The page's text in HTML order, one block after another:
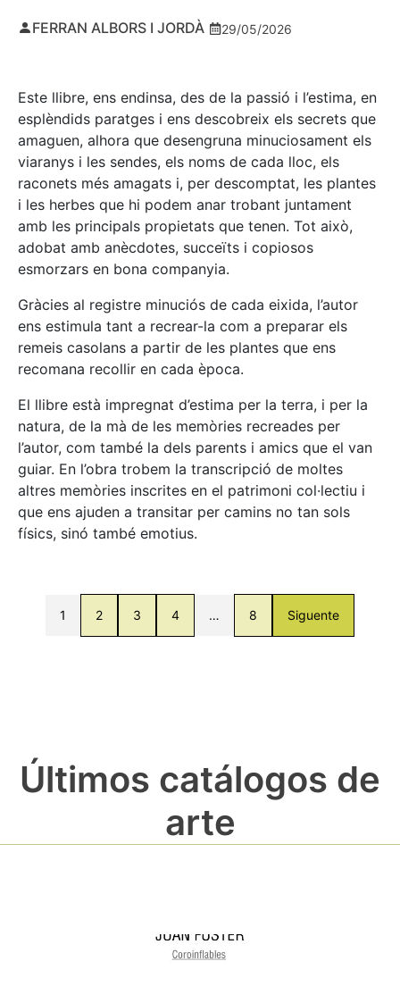
FERRAN ALBORS I JORDÀ 29/05/2026
Este llibre, ens endinsa, des de la passió i l’estima, en
esplèndids paratges i ens descobreix els secrets que
amaguen, alhora que desengruna minuciosament els
viaranys i les sendes, els noms de cada lloc, els
raconets més amagats i, per descomptat, les plantes
i les herbes que hi podem anar trobant juntament
amb les principals propietats que tenen. Tot això,
adobat amb anècdotes, succeïts i copiosos
esmorzars en bona companyia.
Gràcies al registre minuciós de cada eixida, l’autor
ens estimula tant a recrear-la com a preparar els
remeis casolans a partir de les plantes que ens
recomana recollir en cada època.
El llibre està impregnat d’estima per la terra, i per la
natura, de la mà de les memòries recreades per
l’autor, com també la dels parents i amics que el van
guiar. En l’obra trobem la transcripció de moltes
altres memòries inscrites en el patrimoni col·lectiu i
que ens ajuden a transitar per camins no tan sols
físics, sinó també emotius.
1 2 3 4 … 8 Siguente
Últimos catálogos de
arte